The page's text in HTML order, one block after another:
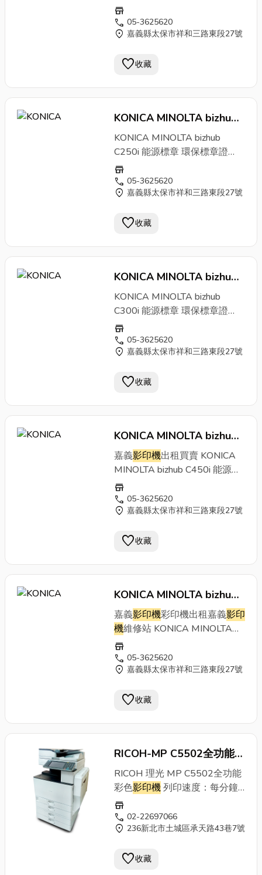
出．第一張影印時間黑白少於
2.8秒;彩色少於3.8秒．10.1吋
示面板 型式 落地型 影印速度 彩
色/黑白同步65張/分鐘 影印解
析度(掃瞄) 600 x 600dpi 影印
解析度(列印) 1,800 x 600dpi 記
憶體 8GB 硬碟 256GB(固態硬
熱時間 黑白14秒、彩色17秒 首
張影印時間 黑白少於2.8秒、彩
色少於3.8秒 縮放倍率(微調倍
率) 25%至400%(微調0.1%) 送
紙系統 500張x2(紙匣1,2)、
150 張(多張手送台)，可再擴充
紙張重量(紙匣1-4) 52-256
60-300 g/m2 連續影印
1~9,999張 自動雙面 A3-A5 面
板及操作 10.1吋中文/英文/多國
觸控液晶顯示面板 體積
(WxDxH) 615 x 688 x 961
mm 電源需求 AC 110V ,
14A（主）／6A（副） , 60Hz
重量 約100公斤
章 環保標章證號:17719 商品簡
介 彩色影印機推薦Konica
Minolta bizhub C550i，全新面
訊安全功能，，減輕企業IT人事
C550i獲德國紅點設計獎，台北
洽4128-566。 ［影印機功
能］．落地型影印機．影印尺
寸：A3~A5．影印機體積：
黑白每分鐘55張/分鐘列印輸
出．第一張影印時間黑白少於
中文/英文/多國語言觸控液晶顯
示面板 型式 落地型 影印速度 彩
色/黑白同步55張/分鐘 影印解
析度(掃瞄) 600 x 600dpi 影印
解析度(列印) 1,800 x 600dpi 記
碟) 影印尺寸 SRA3、A3-A5 預
熱時間 黑白14秒、彩色16秒 首
張影印時間 黑白少於3.3秒、彩
色少於4.3秒 縮放倍率(微調倍
率) 25%至400%(微調0.1%) 送
紙系統 500張x2(紙匣1,2)、
150 張(多張手送台)，可再擴充
g/m2 紙張重量(多張手送台)
60-300 g/m2 連續影印
1~9,999張 自動雙面 A3-A5 面
板及操作 10.1吋中文/英文/多國
觸控液晶顯示面板 體積
(WxDxH) 615 x 688 x 961
mm 電源需求 AC 110V , 15A ,
60Hz 重量 約100公斤
store
call 05-3625620
location_on 嘉義縣太保市祥和三路東段27號
favorite收藏
KONICA MINOLTA bizhub
C250i影印機
KONICA MINOLTA bizhub
C250i 能源標章 環保標章證
號:17278 商品簡介 彩色多功能
事務機首選bizhub C250i
機 ，具環保標章認證符合綠色採
動送稿機高速輸出、搭配感應
全。金儀提供商用事務機出租方
566。 ［影印機功能］．落地
型影印機 ．影印尺寸：
A3~A5．影印機體積：615 x
分鐘25張/分鐘列印輸出．第一
張影印時間黑白少於5.2秒;彩色
言觸控液晶顯示及按鍵 型式 落
地型 影印速度 彩色/黑白同步
25張/分鐘 影印解析度(掃瞄)
600 x 600dpi 影印解析度(列印)
1,800 x 600dpi 記憶體 8GB 硬
碟 256GB(固態硬碟) 影印尺寸
SRA3、A3-A5 預熱時間 黑白
11秒、彩色13秒 首張影印時間
黑白少於5.2秒、彩色少於6.9秒
縮放倍率(微調倍率) 25%至
400%(微調0.1%) 送紙系統
500張x2(紙匣1,2)、150 張(多
張手送台)，可再擴充 紙張重量
量(多張手送台) 60-300 g/m2
連續影印 1~9,999張 自動雙面
A3-A5 面板及操作 10.1吋中
文/英文/多國觸控液晶顯示及按
鍵 體積(WxDxH) 615 x 688 x
779 mm 電源需求 AC 110V ,
15A , 60Hz 重量 約84公斤
store
call 05-3625620
location_on 嘉義縣太保市祥和三路東段27號
favorite收藏
KONICA MINOLTA bizhub
C300i影印機
KONICA MINOLTA bizhub
C300i 能源標章 環保標章證
購人員推薦彩色多功能
bizhub C300i，10.1吋面板，圖
章認證、辦公
北影印機廠商推薦金儀，提供影
機租賃價格請電洽4128-566。
［影印機功能］．落地型影印
機．影印尺寸：A3~A5．影印
mm．彩色、黑白每分鐘30張/
分鐘列印輸出．第一張影印時間
秒．10.1吋中文/多國語言觸控
液晶顯示及按鍵 型式 落地型 影
印速度 彩色/黑白同步30張/分
鐘 影印解析度(掃瞄) 600 x
600dpi 影印解析度(列印) 1,800
x 600dpi 記憶體 8GB 硬碟
256GB(固態硬碟) 影印尺寸
SRA3、A3-A5 預熱時間 黑白
11秒、彩色13秒 首張影印時間
黑白少於5.0秒、彩色少於6.7秒
縮放倍率(微調倍率) 25%至
400%(微調0.1%) 送紙系統
500張x2(紙匣1,2)、150 張(多
(紙匣1-4) 52-256 g/m2 紙張重
量(多張手送台) 60-300 g/m2
連續影印 1~9,999張 自動雙面
A3-A5 面板及操作 10.1吋中
文/英文/多國觸控液晶顯示及按
鍵 體積(WxDxH) 615 x 688 x
779 mm 電源需求 AC 110V ,
15A , 60Hz 重量 約84公斤
store
call 05-3625620
location_on 嘉義縣太保市祥和三路東段27號
favorite收藏
KONICA MINOLTA bizhub
C450i影印機
嘉義影印機出租買賣 KONICA
MINOLTA bizhub C450i 能源標
章 環保標章證號:17863 商品簡
介 有別於450i款式，bizhub
C450i多功能彩色影印機，提供
保標章認證，綠色辦公推薦首
薦請電洽4128-566。 ［影印
尺寸：A3~A5．影印機體積：
615 x 688 x 961 mm．彩色、
黑白每分鐘45張/分鐘列印輸
出．第一張影印時間黑白少於
3.8秒;彩色少於5.0秒．10.1吋
中文/英文/多國語言觸控液晶顯
色/黑白同步45張/分鐘 影印解
析度(掃瞄) 600 x 600dpi 影印
解析度(列印) 1,800 x 600dpi 記
憶體 8GB 硬碟 256GB(固態硬
碟) 影印尺寸 SRA3、A3-A5 預
張影印時間 黑白少於3.8秒、彩
色少於5.0秒 縮放倍率(微調倍
率) 25%至400%(微調0.1%) 送
紙系統 500張x2(紙匣1,2)、
150 張(多張手送台)，可再擴充
紙張重量(紙匣1-4) 52-256
g/m2 紙張重量(多張手送台)
store
call 05-3625620
location_on 嘉義縣太保市祥和三路東段27號
favorite收藏
KONICA MINOLTA bizhub
C360i影印機買賣
嘉義影印機彩印機出租嘉義影印
機維修站 KONICA MINOLTA
bizhub C360i 能源標章 環保標
印機推薦Konica Minolta bizhub
快速精細，提升辦公效率。租賃
4128-566。 ［影印機功
寸：A3~A5．影印機體積：
615 x 688 x 779 mm．彩色、
黑白每分鐘36張/分鐘列印輸
出．第一張影印時間黑白少於
4.6秒;彩色少於6.1秒．10.1吋
中文/英文/多國語言觸控液晶顯
彩色/黑白同步36張/分鐘 影印
解析度(掃瞄) 600 x 600dpi 影
store
call 05-3625620
location_on 嘉義縣太保市祥和三路東段27號
favorite收藏
RICOH-MP C5502全功能彩
色影印機
RICOH 理光 MP C5502全功能
彩色影印機列印速度：每分鐘
55張解析度：600X600 dpi主
機體積:寬682x深670x高
930mm紙張尺寸：A3~A5
store
call 02-22697066
location_on 236新北市土城區承天路43巷7號
favorite收藏